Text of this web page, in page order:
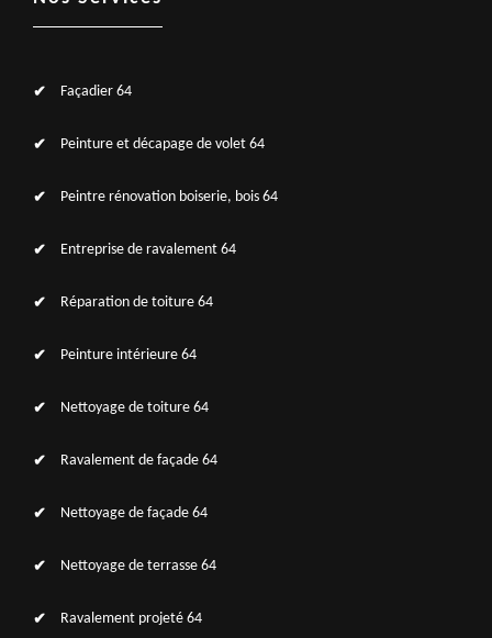
Façadier 64
Peinture et décapage de volet 64
Peintre rénovation boiserie, bois 64
Entreprise de ravalement 64
Réparation de toiture 64
Peinture intérieure 64
Nettoyage de toiture 64
Ravalement de façade 64
Nettoyage de façade 64
Nettoyage de terrasse 64
Ravalement projeté 64